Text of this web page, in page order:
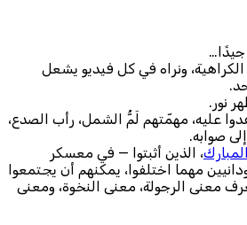
جيدًا…
ونراه في كل فيديو يشعل
نور.
عليه، مهمّتهم لَمُّ الشمل، رأب الصدع،
صوابه.
، الذين أثبتوا — في معسكر
مهما اختلفوا، يمكنهم أن يجتمعوا
معنى الرجولة، معنى النخوة، ومعنى